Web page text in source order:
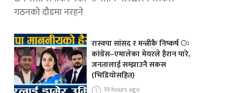
गठनको दौडमा नरहने
रास्वपा सांसद र मन्त्रीकै निष्कर्ष ः
कांग्रेस–एमालेका मेयरले हैरान पारे,
जनतालाई सम्झाउनै सकस
(भिडियोसहित)
19 hours ago